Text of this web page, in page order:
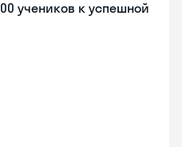
учеников к успешной